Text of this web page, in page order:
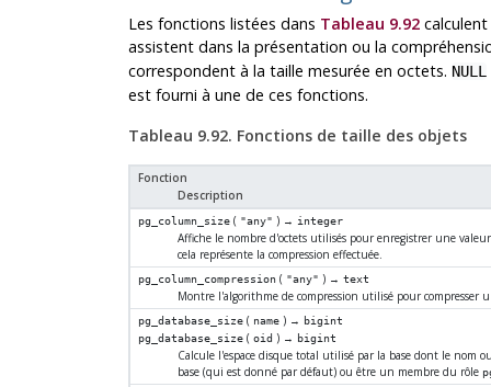
Les fonctions listées dans Tableau 9.92calculent
assistent dans la présentation ou la
correspondent à la taille mesurée en octets. NULL
est fourni à une de ces fonctions.
Tableau 9.92. Fonctions de taille des objets
Fonction
Description
pg_column_size ( "any" ) →integer
Affiche le nombre d'octets utilisés pour enregistrer une
cela représente la compression effectuée.
pg_column_compression ( "any" ) →text
Montre l'algorithme de compression utilisé pour
pg_database_size ( name ) → bigint
pg_database_size (oid ) → bigint
Calcule l'espace disque total utilisé par la base dont le
base (qui est donné par défaut) ou être un membre du rôle